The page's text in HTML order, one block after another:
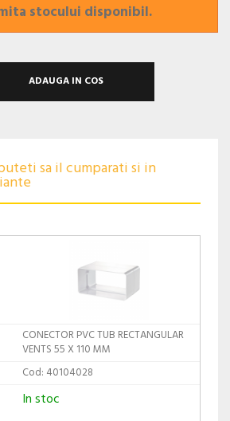
stocului disponibil.
ADAUGA IN COS
sa il cumparati si in
CONECTOR PVC TUB RECTANGULAR
VENTS 55 X 110 MM
Cod: 40104028
In stoc